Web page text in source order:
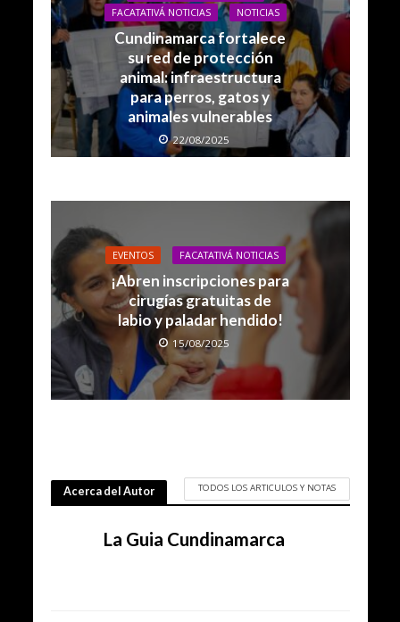
FACATATIVÁ NOTICIAS
NOTICIAS
Cundinamarca fortalece
su red de protección
animal: infraestructura
para perros, gatos y
animales vulnerables
22/08/2025
EVENTOS FACATATIVÁ NOTICIAS
¡Abren inscripciones para
cirugías gratuitas de
labio y paladar hendido!
15/08/2025
Acerca del Autor TODOS LOS ARTICULOS Y NOTAS
La Guia Cundinamarca